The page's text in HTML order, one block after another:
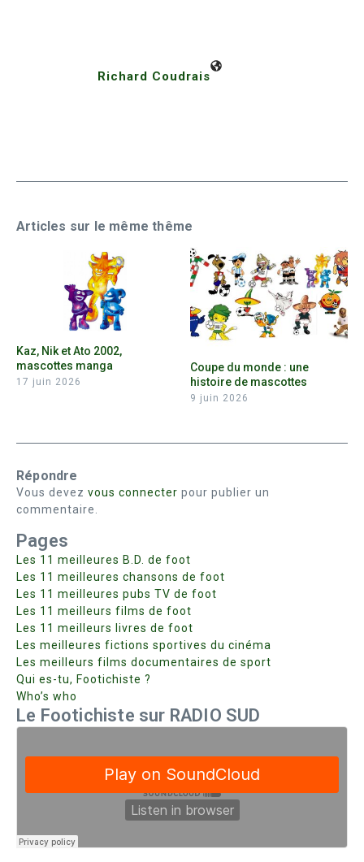
Richard Coudrais
Articles sur le même thême
Kaz, Nik et Ato 2002,
mascottes manga
17 juin 2026
Coupe du monde : une
histoire de mascottes
9 juin 2026
Répondre
Vous devez vous connecter pour publier un
commentaire.
Pages
Les 11 meilleures B.D. de foot
Les 11 meilleures chansons de foot
Les 11 meilleures pubs TV de foot
Les 11 meilleurs films de foot
Les 11 meilleurs livres de foot
Les meilleures fictions sportives du cinéma
Les meilleurs films documentaires de sport
Qui es-tu, Footichiste ?
Who’s who
Le Footichiste sur RADIO SUD